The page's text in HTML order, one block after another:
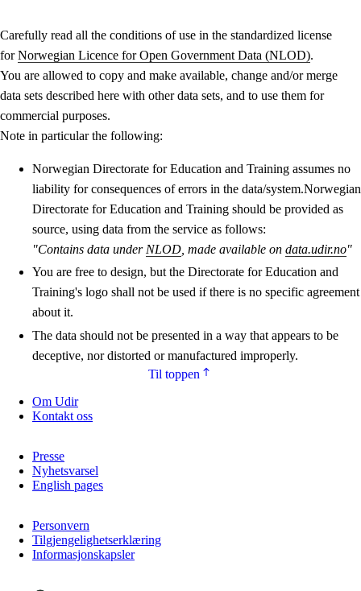
Carefully read all the conditions of use in the standardized license
forNorwegian Licence for Open Government Data (NLOD).
You are allowed to copy and make available, change and/or merge
data sets described here with other data sets, and to use them for
commercial purposes.
Note in particular the following:
Norwegian Directorate for Education and Training assumes no
liability for consequences of errors in the data/system.Norwegian
Directorate for Education and Training should be provided as
source, using data from the service as follows:
"Contains data under NLOD , made available on data.udir.no"
You are free to design, but the Directorate for Education and
Training's logo shall not be used if there is no specific agreement
about it.
The data should not be presented in a way that appears to be
deceptive, nor distorted or manufactured improperly.
Til toppen
Om Udir
Kontakt oss
Presse
Nyhetsvarsel
English pages
Personvern
Tilgjengelighetserklæring
Informasjonskapsler